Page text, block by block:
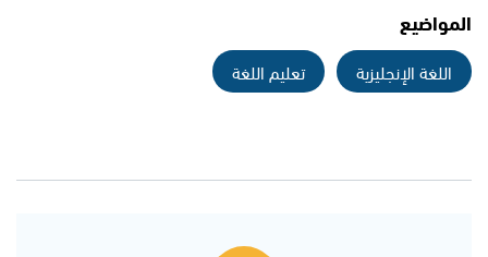
المواضيع
اللغة الإنجليزية تعليم اللغة